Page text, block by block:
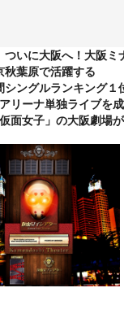
いに大阪へ！大阪ミ
秋葉原で活躍する
シングルランキング１
リーナ単独ライブを
面女子」の大阪劇場